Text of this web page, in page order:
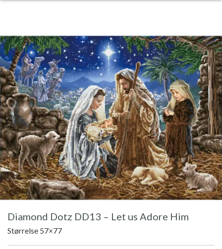
Diamond Dotz DD13 – Let us Adore Him
Størrelse 57×77